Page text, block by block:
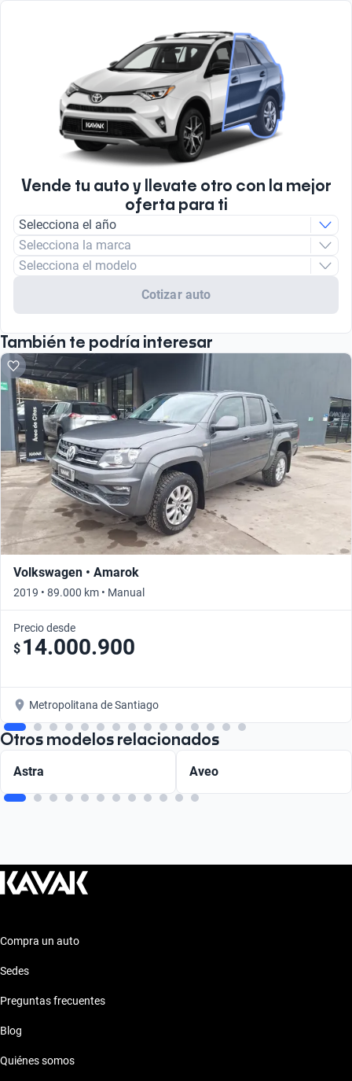
Vende tu auto y llevate otro con la mejor
oferta para ti
Selecciona el año
Selecciona la marca
Selecciona el modelo
Cotizar auto
También te podría interesar
Volkswagen • Amarok
2019 • 89.000 km • Manual
Precio desde
$ 14.000.900
Metropolitana de Santiago
Otros modelos relacionados
Astra Aveo
Compra un auto
Sedes
Preguntas frecuentes
Blog
Quiénes somos